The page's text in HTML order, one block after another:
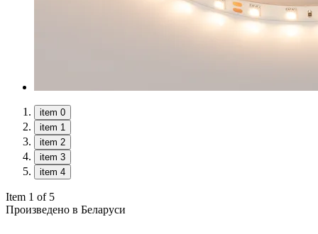
item 0
item 1
item 2
item 3
item 4
Item 1 of 5
Произведено в Беларуси